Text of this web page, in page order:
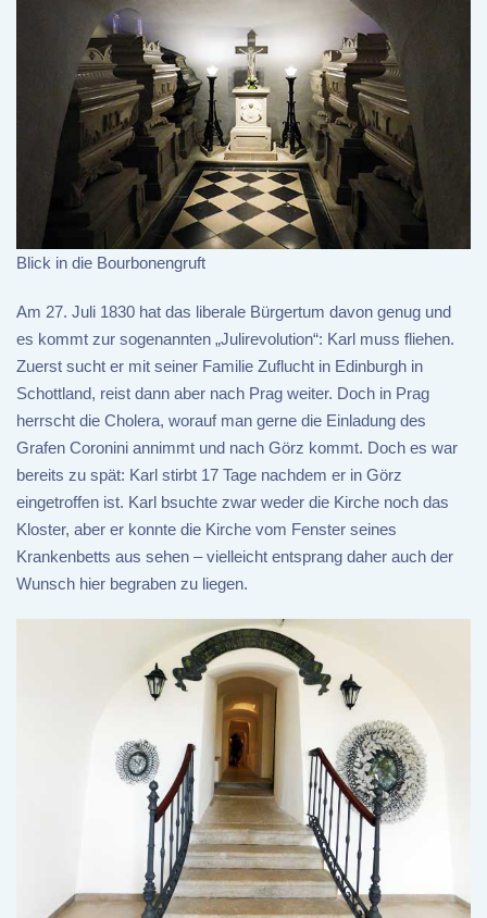
Blick in die Bourbonengruft
Am 27. Juli 1830 hat das liberale Bürgertum davon genug und
es kommt zur sogenannten „Julirevolution“: Karl muss fliehen.
Zuerst sucht er mit seiner Familie Zuflucht in Edinburgh in
Schottland, reist dann aber nach Prag weiter. Doch in Prag
herrscht die Cholera, worauf man gerne die Einladung des
Grafen Coronini annimmt und nach Görz kommt. Doch es war
bereits zu spät: Karl stirbt 17 Tage nachdem er in Görz
eingetroffen ist. Karl bsuchte zwar weder die Kirche noch das
Kloster, aber er konnte die Kirche vom Fenster seines
Krankenbetts aus sehen – vielleicht entsprang daher auch der
Wunsch hier begraben zu liegen.